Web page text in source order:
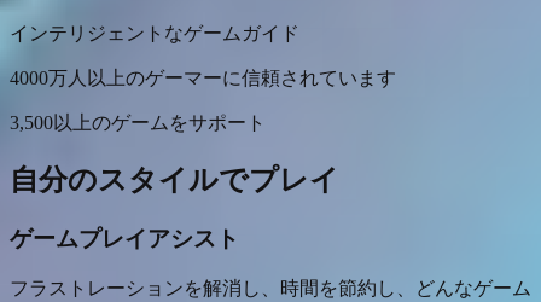
インテリジェントなゲームガイド
4000万人以上のゲーマーに信頼されています
3,500以上のゲームをサポート
自分のスタイルでプレイ
ゲームプレイアシスト
フラストレーションを解消し、時間を節約し、どんなゲーム